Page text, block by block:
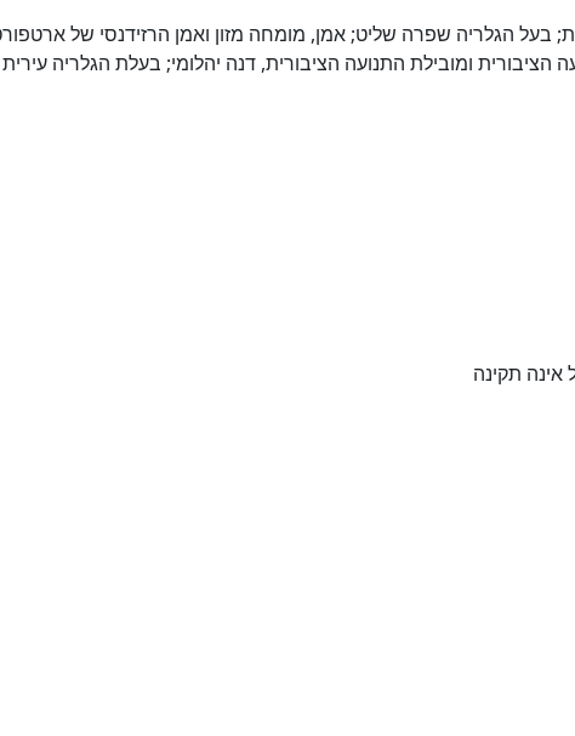
בעל הגלריה שפרה שליט; אמן, מומחה מזון ואמן הרזידנסי של
ומובילת התנועה הציבורית, דנה יהלומי; בעלת הגלריה עירית
אינה תקינה